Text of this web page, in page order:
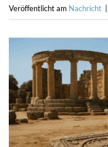
Veröffentlicht am Nachricht